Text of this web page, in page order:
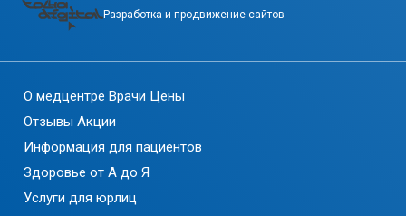
Разработка и продвижение сайтов
О медцентре Врачи Цены
Отзывы Акции
Информация для пациентов
Здоровье от А до Я
Услуги для юрлиц